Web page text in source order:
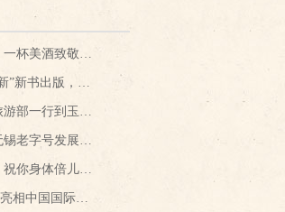
今天8月1日，一杯美酒致敬老兵……
“非遗活化创新”新书出版，玉祁酒业代表首发式现场分享经验
国家文化和旅游部一行到玉祁酒坊考察调研非遗文化保护传承利用工作
政协委员为无锡老字号发展鼓与呼：打造老字号集聚街区，传播“锡”味工商文化
为新年干杯！祝你身体倍儿棒，喝酒倍儿香，精神倍儿爽……
“双套”“锡友”亮相中国国际进口博览会，许昆林省长莅临玉祁酒业展位